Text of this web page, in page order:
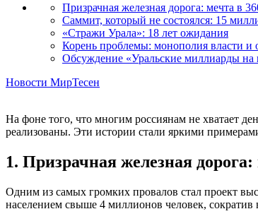
Призрачная железная дорога: мечта в
Саммит, который не состоялся: 15
«Стражи Урала»: 18 лет ожидания
Корень проблемы: монополия власти и
Обсуждение «Уральские миллиарды на
Новости МирТесен
На фоне того, что многим россиянам не хватает
реализованы. Эти истории стали яркими
1. Призрачная железная
Одним из самых громких провалов стал проект
населением свыше 4 миллионов человек,